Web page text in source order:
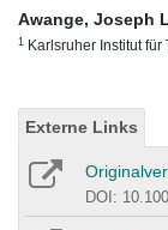
Awange, Joseph
1 Karlsruher Institut für
Externe Links
DOI: